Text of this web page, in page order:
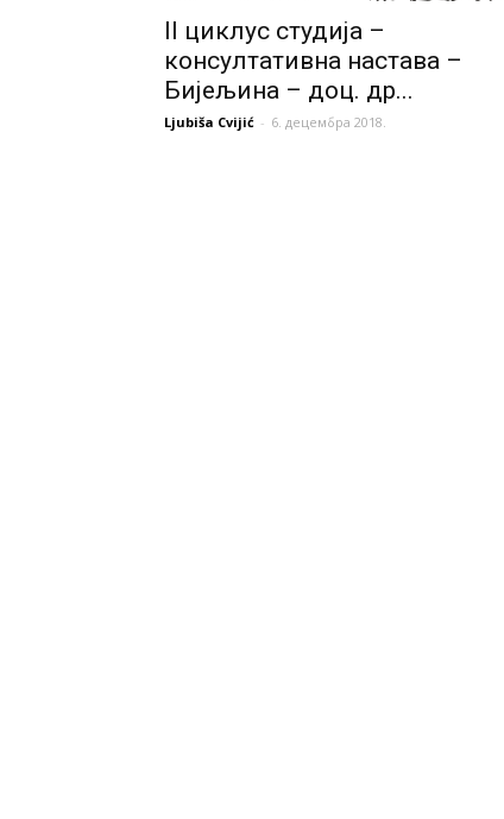
II циклус студија –
консултативна настава –
Бијељина – доц. др...
Ljubiša Cvijić - 6. децембра 2018.